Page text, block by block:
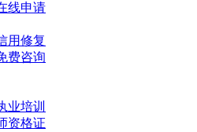
线申请
用修复
费咨询
业培训
资格证